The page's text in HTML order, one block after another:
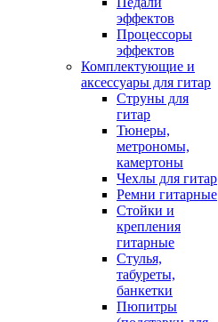
эффектов
Процессоры
эффектов
Комплектующие и
аксессуары для гитар
Струны для
гитар
Тюнеры,
метрономы,
камертоны
Чехлы для гитар
Ремни гитарные
Стойки и
крепления
гитарные
Стулья,
табуреты,
банкетки
Пюпитры